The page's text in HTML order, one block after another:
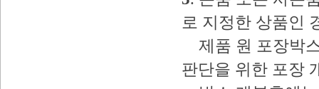
로 지정한 상품인
제품 원 포장박
판단을 위한 포장